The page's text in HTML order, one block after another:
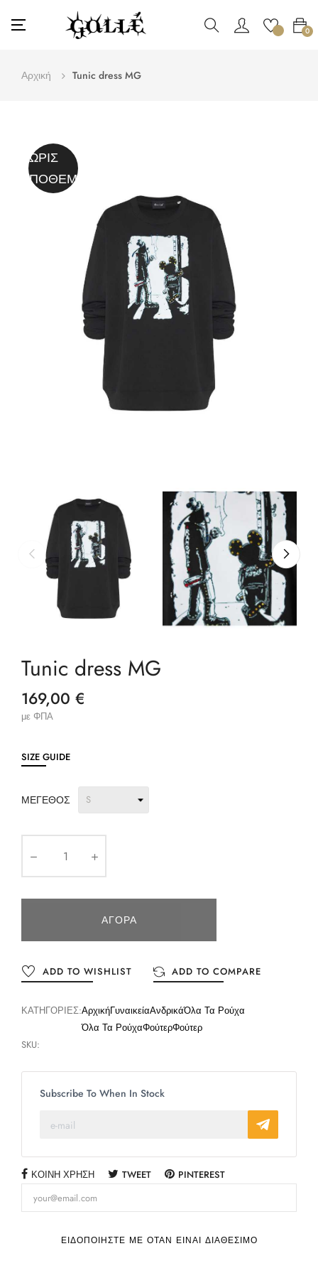
Toggle
navigation
☰ 0
Αρχική Tunic dress MG
ΧΩΡΊΣ
ΑΠΌΘΕΜΑ
Tunic dress MG
169,00 €
με ΦΠΑ
SIZE GUIDE
ΜΈΓΕΘΟΣ
ΑΓΟΡΆ
ADD TO WISHLIST ADD TO COMPARE
ΚΑΤΗΓΟΡΊΕΣ:ΑρχικήΓυναικείαΑνδρικάΌλα Τα Ρούχα
Όλα Τα ΡούχαΦούτερΦούτερ
SKU:
Subscribe To When In Stock
ΚΟΙΝΉ ΧΡΉΣΗ TWEET PINTEREST
ΕΙΔΟΠΟΙΉΣΤΕ ΜΕ ΌΤΑΝ ΕΊΝΑΙ ΔΙΑΘΈΣΙΜΟ